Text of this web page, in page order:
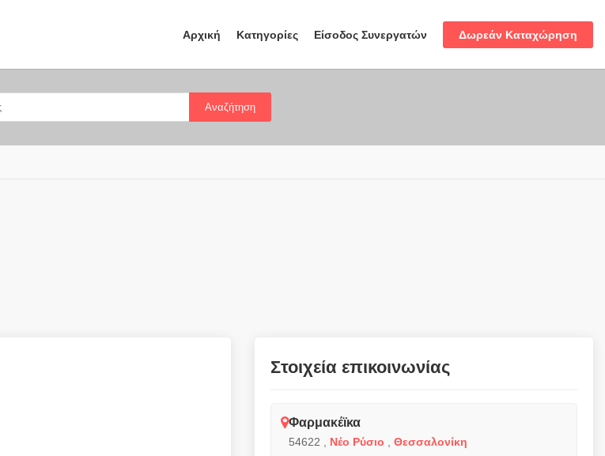
Αρχική Κατηγορίες Είσοδος Συνεργατών Δωρεάν Καταχώρηση
Αναζήτηση
Στοιχεία επικοινωνίας
Φαρμακέϊκα
54622 Νέο Ρύσιο Θεσσαλονίκη